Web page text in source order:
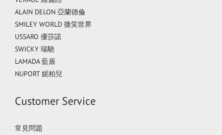
ALAIN DELON 亞蘭德倫
SMILEY WORLD 微笑世界
USSARO 優莎諾
SWICKY 瑞馳
LAMADA 藍盾
NUPORT 妮柏兒
Customer Service
常見問題